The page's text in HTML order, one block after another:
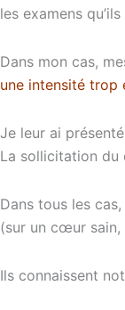
les examens
Dans mon cas,
une intensité trop
Je leur ai
La sollicitation du
Dans tous les
(sur un cœur sain,
Ils connaissent